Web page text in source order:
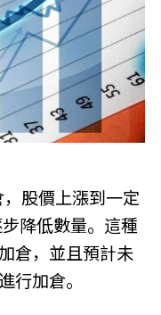
，股價上漲到一定
降低數量。這種
倉，並且預計未
行加倉。